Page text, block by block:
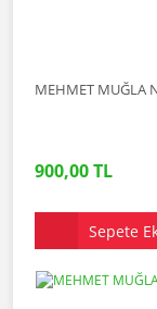
MEHMET MUĞLA
900,00 TL
Sepete